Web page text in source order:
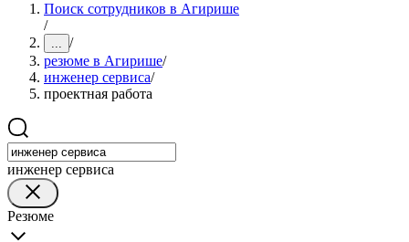
Поиск сотрудников в Агирише
/
... /
резюме в Агирише/
инженер сервиса/
проектная работа
инженер сервиса
Резюме